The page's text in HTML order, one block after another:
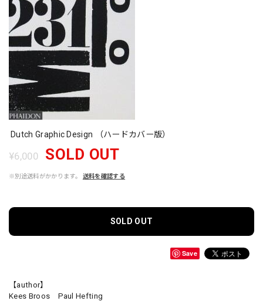
Dutch Graphic Design （ハードカバー版）
¥6,000 SOLD OUT
※別途送料がかかります。 送料を確認する
SOLD OUT
Save
【author】
Kees Broos Paul Hefting